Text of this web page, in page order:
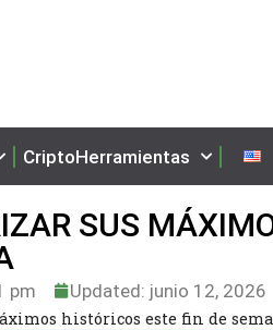
CriptoHerramientas
SUS
pm Updated: junio 12, 2026
históricos este fin de